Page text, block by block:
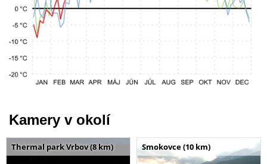
Kamery v okolí
Thermal park Vrbov (8 km) Smokovce (10 km)